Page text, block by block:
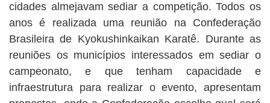
cidades almejavam sediar a competição. Todos os
anos é realizada uma reunião na Confederação
Brasileira de Kyokushinkaikan Karatê. Durante as
reuniões os municípios interessados em sediar o
campeonato, e que tenham capacidade e
infraestrutura para realizar o evento, apresentam